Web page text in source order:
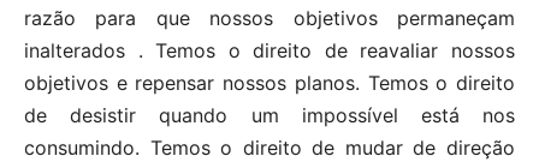
razão para que nossos objetivos permaneçam
inalterados . Temos o direito de reavaliar nossos
objetivos e repensar nossos planos. Temos o direito
de desistir quando um impossível está nos
consumindo. Temos o direito de mudar de direção